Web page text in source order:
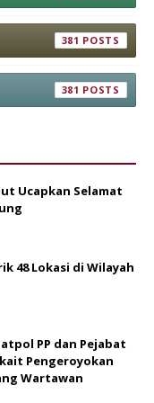
381
381
Ucapkan Selamat
48 Lokasi di Wilayah
PP dan Pejabat
Pengeroyokan
Wartawan